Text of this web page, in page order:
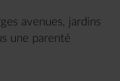
avenues, jardins
une parenté